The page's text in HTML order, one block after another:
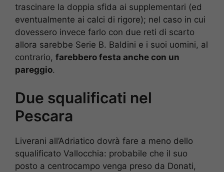
trascinare la doppia sfida ai supplementari (ed
eventualmente ai calci di rigore); nel caso in cui
dovessero invece farlo con due reti di scarto
allora sarebbe Serie B. Baldini e i suoi uomini, al
contrario, farebbero festa anche con un
pareggio.
Due squalificati nel
Pescara
Liverani all’Adriatico dovrà fare a meno dello
squalificato Vallocchia: probabile che il suo
posto a centrocampo venga preso da Donati,